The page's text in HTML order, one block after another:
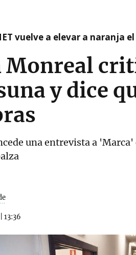
vuelve a elevar a naranja
y dice
una entrevista a
13:36